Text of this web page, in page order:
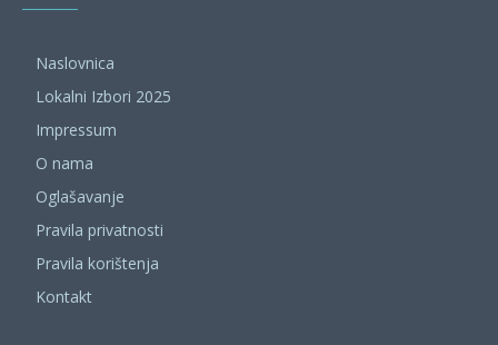
Naslovnica
Lokalni Izbori 2025
Impressum
O nama
Oglašavanje
Pravila privatnosti
Pravila korištenja
Kontakt